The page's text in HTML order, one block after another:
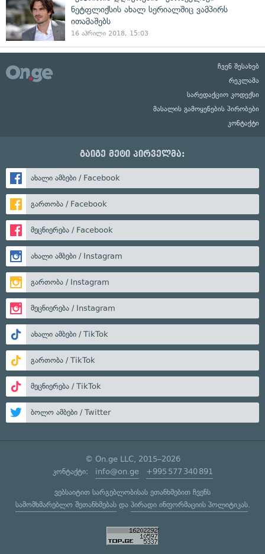
ნეტფლიქსის ახალ სერიალშიც ვამპირს
ითამაშებს
16 აპრილი 2018, 15:03
ჩვენ შესახებ
რეკლამა
სარედაქციო კოდექსი
მასალის გამოყენების პირობები
კონტაქტი
გაიგე მეტი პირველმა:
ახალი ამბები / Facebook
გართობა / Facebook
მეცნიერება / Facebook
ახალი ამბები / Instagram
გართობა / Instagram
მეცნიერება / Instagram
ახალი ამბები / TikTok
გართობა / TikTok
მეცნიერება / TikTok
ბოლო ამბები / Twitter
© On.ge LLC, 2015–2026
კონტაქტი: info@on.ge +995 577 340 891
ვებსაიტით სარგებლობისას ეთანხმებით ჩვენს
სამომხმარებლო შეთანხმებასდა პირადი ინფორმაციის პოლიტიკას.